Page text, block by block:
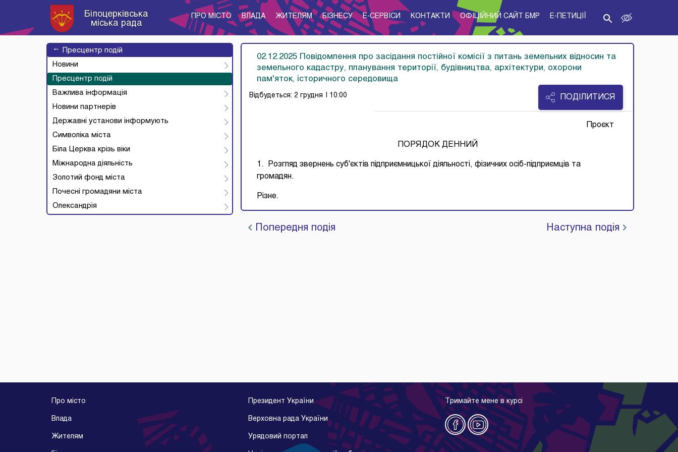
Білоцерківська
міська рада
ПРО МІСТО ВЛАДА ЖИТЕЛЯМ БІЗНЕСУ E-CЕРВІСИ КОНТАКТИ ОФІЦІЙНИЙ САЙТ БМР E-ПЕТИЦІЇ
→
Пресцентр подій
Новини
Пресцентр подій
Важлива інформація
Новини партнерів
Державні установи інформують
Символіка міста
Біла Церква крізь віки
Міжнародна діяльність
Золотий фонд міста
Почесні громадяни міста
Олександрія
02.12.2025 Повідомлення про засідання постійної комісії з питань земельних відносин та
земельного кадастру, планування території, будівництва, архітектури, охорони
пам'яток, історичного середовища
Відбудеться: 2 грудня | 10:00 ПОДІЛИТИСЯ
Проєкт
ПОРЯДОК ДЕННИЙ
1. Розгляд звернень суб'єктів підприємницької діяльності, фізичних осіб-підприємців та
громадян.
Різне.
Попередня подія Наступна подія
Про місто
Влада
Жителям
Президент України
Верховна рада України
Урядовий портал
Тримайте мене в курсі